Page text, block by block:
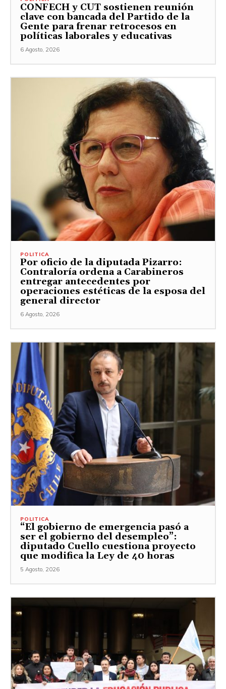
CONFECH y CUT sostienen reunión
clave con bancada del Partido de la
Gente para frenar retrocesos en
políticas laborales y educativas
6 Agosto, 2026
POLITICA
Por oficio de la diputada Pizarro:
Contraloría ordena a Carabineros
entregar antecedentes por
operaciones estéticas de la esposa del
general director
6 Agosto, 2026
POLITICA
“El gobierno de emergencia pasó a
ser el gobierno del desempleo”:
diputado Cuello cuestiona proyecto
que modifica la Ley de 40 horas
5 Agosto, 2026